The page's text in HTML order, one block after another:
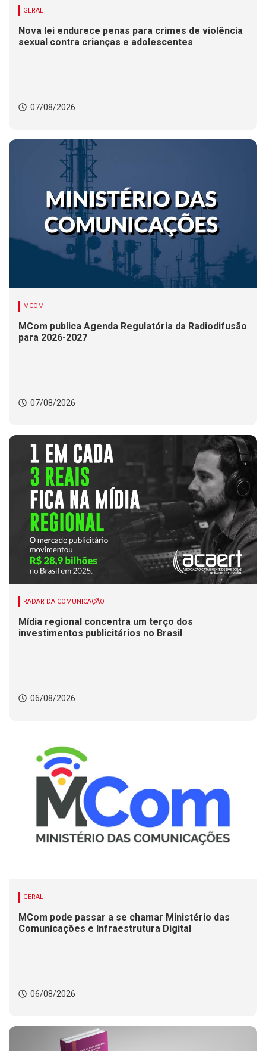
GERAL
Nova lei endurece penas para crimes de violência
sexual contra crianças e adolescentes
07/08/2026
MCOM
MCom publica Agenda Regulatória da Radiodifusão
para 2026-2027
07/08/2026
RADAR DA COMUNICAÇÃO
Mídia regional concentra um terço dos
investimentos publicitários no Brasil
06/08/2026
GERAL
MCom pode passar a se chamar Ministério das
Comunicações e Infraestrutura Digital
06/08/2026